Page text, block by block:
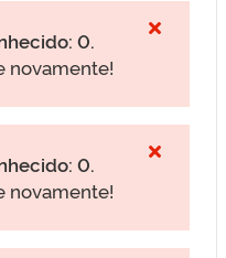
0.
novamente!
0.
novamente!